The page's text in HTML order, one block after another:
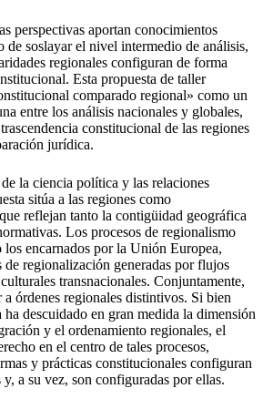
perspectivas aportan conocimientos
de soslayar el nivel intermedio de análisis,
regionales configuran de forma
Esta propuesta de taller
comparado regional» como un
entre los análisis nacionales y globales,
constitucional de las regiones
jurídica.
la ciencia política y las relaciones
sitúa a las regiones como
reflejan tanto la contigüidad geográfica
Los procesos de regionalismo
encarnados por la Unión Europea,
de regionalización generadas por flujos
transnacionales. Conjuntamente,
a órdenes regionales distintivos. Si bien
ha descuidado en gran medida la dimensión
y el ordenamiento regionales, el
en el centro de tales procesos,
y prácticas constitucionales configuran
a su vez, son configuradas por ellas.